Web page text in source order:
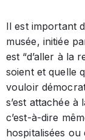
Il est important
musée, initiée
est “d’aller à la
soient et quelle
vouloir
s’est attachée
c’est-à-dire
hospitalisées